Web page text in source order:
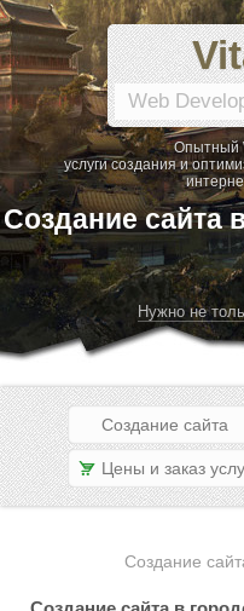
Web
Опытный
услуги создания и
Создание сайта
Нужно не
Создание сайта
Цены и заказ
Создание